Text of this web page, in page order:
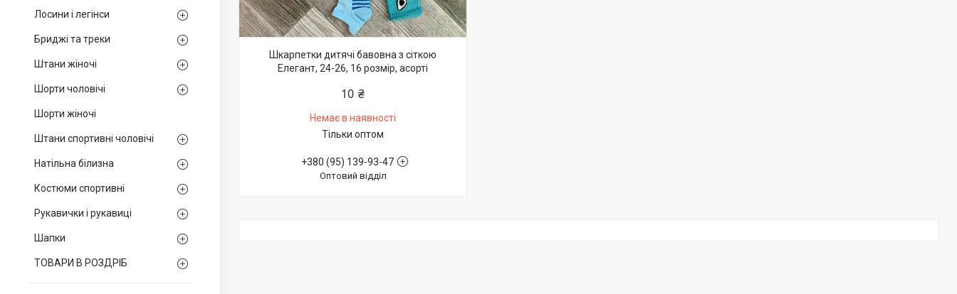
Лосини і легінси
Бриджі та треки
Штани жіночі
Шорти чоловічі
Шорти жіночі
Штани спортивні чоловічі
Натільна білизна
Костюми спортивні
Рукавички і рукавиці
Шапки
ТОВАРИ В РОЗДРІБ
Шкарпетки дитячі бавовна з сіткою
Елегант, 24-26, 16 розмір, асорті
10 ₴
Немає в наявності
Тільки оптом
+380 (95) 139-93-47
Оптовий відділ